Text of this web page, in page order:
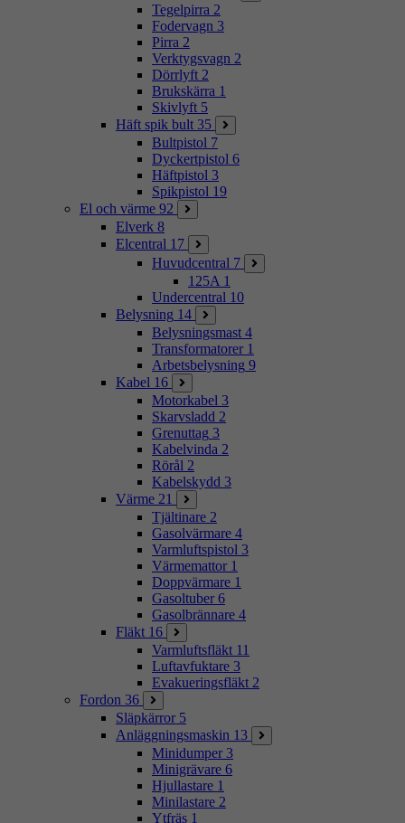
Tegelpirra 2
Fodervagn 3
Pirra 2
Verktygsvagn 2
Dörrlyft 2
Brukskärra 1
Skivlyft 5
Häft spik bult 35
Bultpistol 7
Dyckertpistol 6
Häftpistol 3
Spikpistol 19
El och värme 92
Elverk 8
Elcentral 17
Huvudcentral 7
125A 1
Undercentral 10
Belysning 14
Belysningsmast 4
Transformatorer 1
Arbetsbelysning 9
Kabel 16
Motorkabel 3
Skarvsladd 2
Grenuttag 3
Kabelvinda 2
Rörål 2
Kabelskydd 3
Värme 21
Tjältinare 2
Gasolvärmare 4
Varmluftspistol 3
Värmemattor 1
Doppvärmare 1
Gasoltuber 6
Gasolbrännare 4
Fläkt 16
Varmluftsfläkt 11
Luftavfuktare 3
Evakueringsfläkt 2
Fordon 36
Släpkärror 5
Anläggningsmaskin 13
Minidumper 3
Minigrävare 6
Hjullastare 1
Minilastare 2
Ytfräs 1